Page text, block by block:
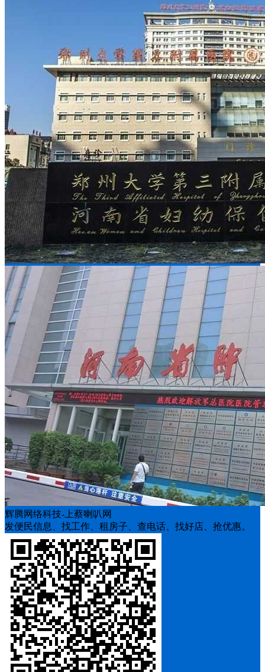
辉腾网络科技-上蔡喇叭网
发便民信息、找工作、租房子、查电话、找好店、抢优惠。